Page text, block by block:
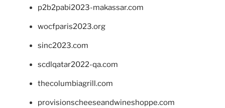
p2b2pabi2023-makassar.com
wocfparis2023.org
sinc2023.com
scdlqatar2022-qa.com
thecolumbiagrill.com
provisionscheeseandwineshoppe.com